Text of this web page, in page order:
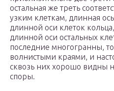
остальная же треть
узким клеткам, длинная
длинной оси клеток
длинной оси остальных
последние многогранны,
волнистыми краями, и
сквозь них хорошо видны
споры.